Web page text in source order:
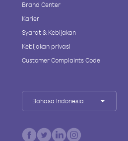
Brand Center
Karier
Syarat & Kebijakan
Kebijakan privasi
Customer Complaints Code
Bahasa Indonesia